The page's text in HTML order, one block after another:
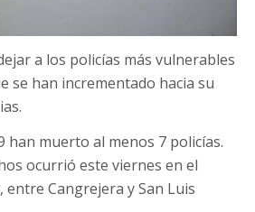
a los policías más vulnerables
se han incrementado hacia su
han muerto al menos 7 policías.
ocurrió este viernes en el
entre Cangrejera y San Luis